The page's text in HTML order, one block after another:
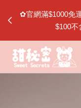
✿官網滿$1000免運
$100不